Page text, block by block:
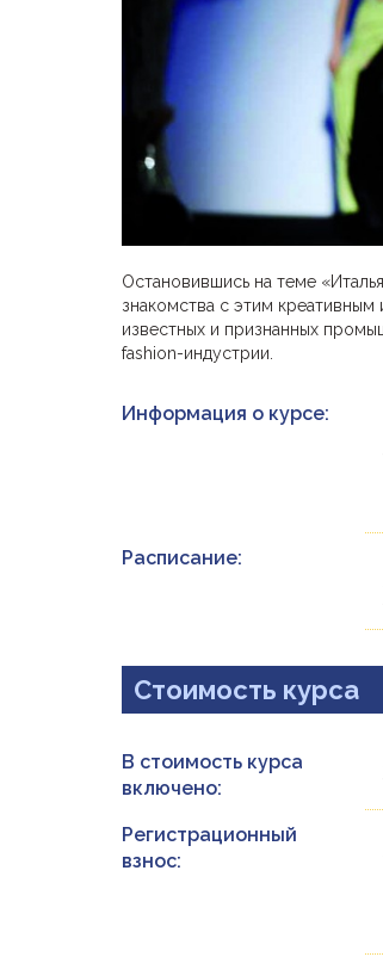
Остановившись на теме
знакомства с этим
известных и признанных
fashion-индустрии.
Информация о курсе:
Расписание:
Стоимость курса
В стоимость курса
включено:
Регистрационный
взнос: